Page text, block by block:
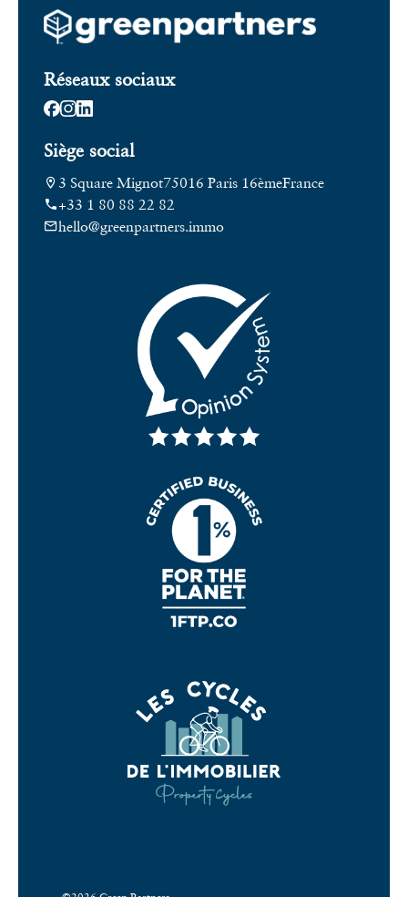
Réseaux sociaux
Siège social
3 Square Mignot75016 Paris 16èmeFrance
+33 1 80 88 22 82
hello@greenpartners.immo